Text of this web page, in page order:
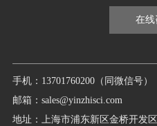
手机：13701760200（同微信号）
邮箱：sales@yinzhisci.com
地址：上海市浦东新区金桥开发
在线